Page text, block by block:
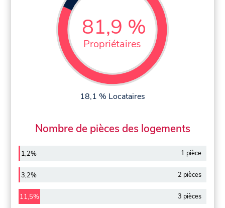
81,9 %
Propriétaires
18,1 % Locataires
Nombre de pièces des logements
1,2% 1 pièce
3,2% 2 pièces
11,5% 3 pièces